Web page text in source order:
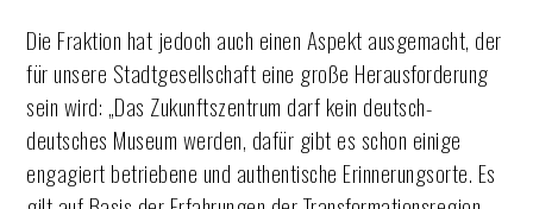
Die Fraktion hat jedoch auch einen Aspekt ausgemacht, der
für unsere Stadtgesellschaft eine große Herausforderung
sein wird: „Das Zukunftszentrum darf kein deutsch-
deutsches Museum werden, dafür gibt es schon einige
engagiert betriebene und authentische Erinnerungsorte. Es